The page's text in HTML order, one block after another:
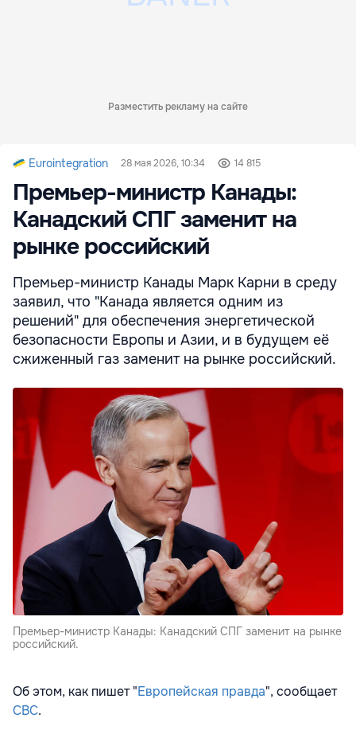
Разместить рекламу на сайте
Eurointegration 28 мая 2026, 10:34 14 815
Премьер-министр Канады:
Канадский СПГ заменит на
рынке российский
Премьер-министр Канады Марк Карни в среду
заявил, что "Канада является одним из
решений" для обеспечения энергетической
безопасности Европы и Азии, и в будущем её
сжиженный газ заменит на рынке российский.
Премьер-министр Канады: Канадский СПГ заменит на рынке
российский.
Об этом, как пишет "Европейская правда", сообщает
CBC.